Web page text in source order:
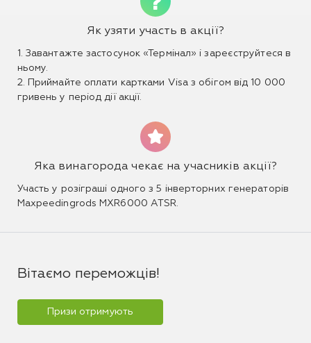
Як узяти участь в акції?
1. Завантажте застосунок «Термінал» і зареєструйтеся в
ньому.
2. Приймайте оплати картками Visa з обігом від 10 000
гривень у період дії акції.
Яка винагорода чекає на учасників акції?
Участь у розіграші одного з 5 інверторних генераторів
Maxpeedingrods MXR6000 ATSR.
Вітаємо переможців!
Призи отримують